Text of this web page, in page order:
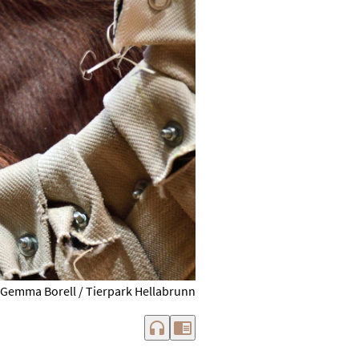
Borell / Tierpark Hellabrunn
headphones chrome_reader_mode